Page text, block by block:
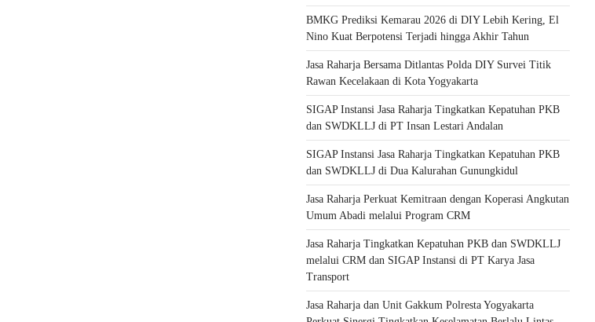
BMKG Prediksi Kemarau 2026 di DIY Lebih Kering, El
Nino Kuat Berpotensi Terjadi hingga Akhir Tahun
Jasa Raharja Bersama Ditlantas Polda DIY Survei Titik
Rawan Kecelakaan di Kota Yogyakarta
SIGAP Instansi Jasa Raharja Tingkatkan Kepatuhan PKB
dan SWDKLLJ di PT Insan Lestari Andalan
SIGAP Instansi Jasa Raharja Tingkatkan Kepatuhan PKB
dan SWDKLLJ di Dua Kalurahan Gunungkidul
Jasa Raharja Perkuat Kemitraan dengan Koperasi Angkutan
Umum Abadi melalui Program CRM
Jasa Raharja Tingkatkan Kepatuhan PKB dan SWDKLLJ
melalui CRM dan SIGAP Instansi di PT Karya Jasa
Transport
Jasa Raharja dan Unit Gakkum Polresta Yogyakarta